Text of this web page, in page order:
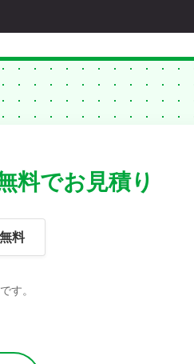
料でお見積り
料
す。